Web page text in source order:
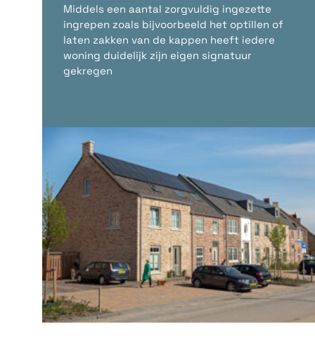
Middels een aantal zorgvuldig ingezette
ingrepen zoals bijvoorbeeld het optillen of
laten zakken van de kappen heeft iedere
woning duidelijk zijn eigen signatuur
gekregen